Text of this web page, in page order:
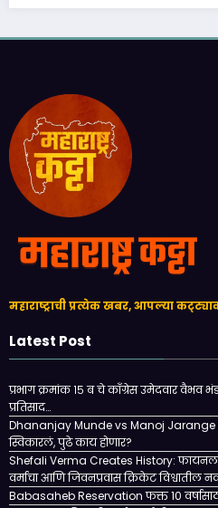
महाराष्ट्राची प्रत्येक खबर, आपल्या
Latest Post
प्रभाग क्रमांक १५ ब चे काँग्रेस उमेदवार वैभव
प्रतिसाद…
Dhananjay Munde vs Manoj
स्विकारलं, पुढे काय होणार?
Shefali Verma Creates History: फायनल
वर्माचा आणि जिवनप्रवास क्रिकेट विश्वातील
Babasaheb Reservation फक्त 10